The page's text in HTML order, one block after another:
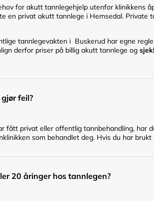
for akutt tannlegehjelp utenfor klinikkens
en privat akutt tannlege i Hemsedal.
tannlegevakten i Buskerud har egne
derfor priser på billig akutt tannlege og
feil?
fått privat eller offentlig tannbehandling, har
som behandlet deg. Hvis du har
20 åringer hos tannlegen?